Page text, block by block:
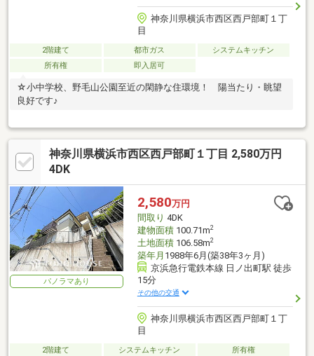
神奈川県横浜市西区西戸部町１丁
目
2階建て 都市ガス
システムキッチン
所有権
即入居可
☆小中学校、野毛山公園至近の閑静な住環境！ 陽当たり・眺望
良好です♪
神奈川県横浜市西区西戸部町１丁目 2,580万円
4DK
パノラマあり
2,580万円
間取り 4DK
建物面積100.71m2
土地面積106.58m2
築年月 1988年6月(築38年3ヶ月)
京浜急行電鉄本線 日ノ出町駅 徒歩
15分
その他の交通
神奈川県横浜市西区西戸部町１丁
目
2階建て システムキッチン 所有権